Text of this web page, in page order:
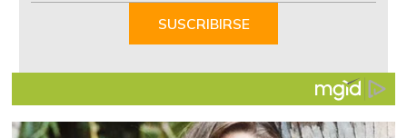
SUSCRIBIRSE